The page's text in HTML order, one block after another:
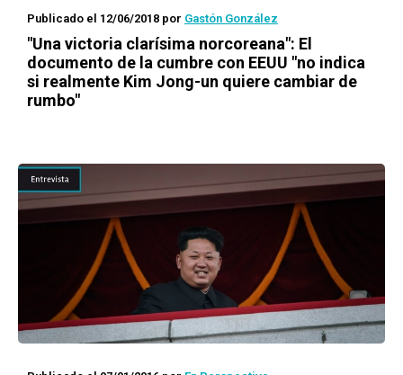
Publicado el 12/06/2018 por Gastón González
"Una victoria clarísima norcoreana": El
documento de la cumbre con EEUU "no indica
si realmente Kim Jong-un quiere cambiar de
rumbo"